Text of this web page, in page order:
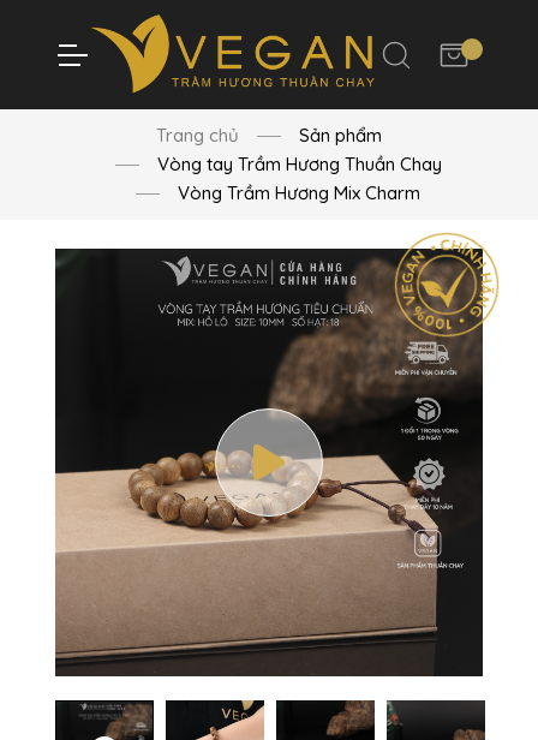
Trang chủ
Sản phẩm
Vòng tay Trầm Hương Thuần Chay
Vòng Trầm Hương Mix Charm